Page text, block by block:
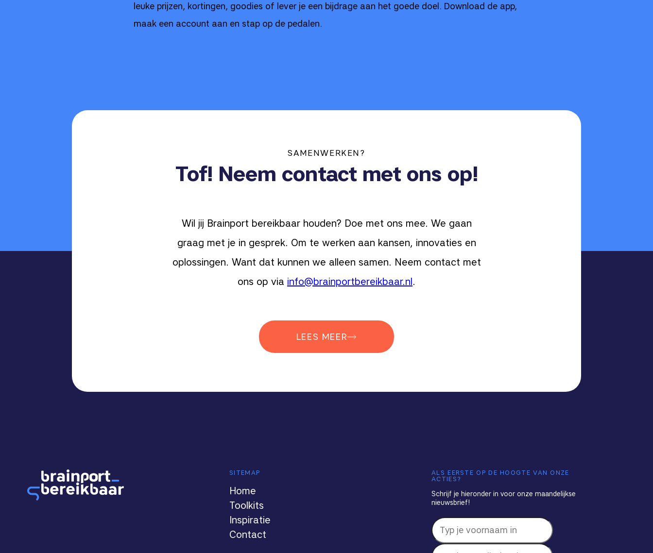
leuke prijzen, kortingen, goodies of lever je een bijdrage aan het goede doel. Download de app,
maak een account aan en stap op de pedalen.
SAMENWERKEN?
Tof! Neem contact met ons op!
Wil jij Brainport bereikbaar houden? Doe met ons mee. We gaan
graag met je in gesprek. Om te werken aan kansen, innovaties en
oplossingen. Want dat kunnen we alleen samen. Neem contact met
ons op via info@brainportbereikbaar.nl.
LEES MEER
SITEMAP
Home
Toolkits
Inspiratie
Contact
ALS EERSTE OP DE HOOGTE VAN ONZE
ACTIES?
Schrijf je hieronder in voor onze maandelijkse
nieuwsbrief!